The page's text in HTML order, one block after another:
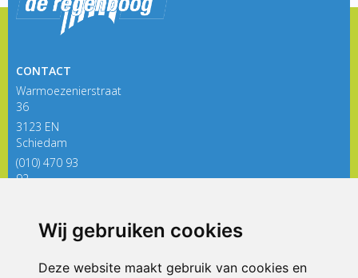
Wij gebruiken cookies
Deze website maakt gebruik van cookies en
CONTACT
Warmoezenierstraat
36
3123 EN
Schiedam
(010) 470 93
92
ONDERDEEL VAN